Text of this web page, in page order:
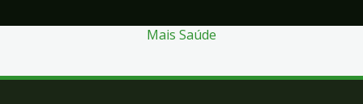
Mais Saúde